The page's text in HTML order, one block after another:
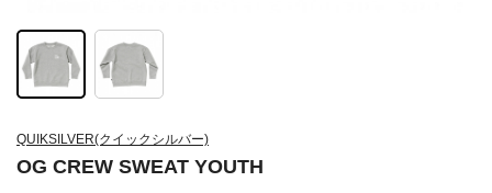
QUIKSILVER(クイックシルバー)
OG CREW SWEAT YOUTH